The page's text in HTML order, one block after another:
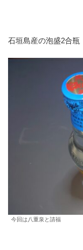
石垣島産の泡盛2合瓶
今回は八重泉と請福